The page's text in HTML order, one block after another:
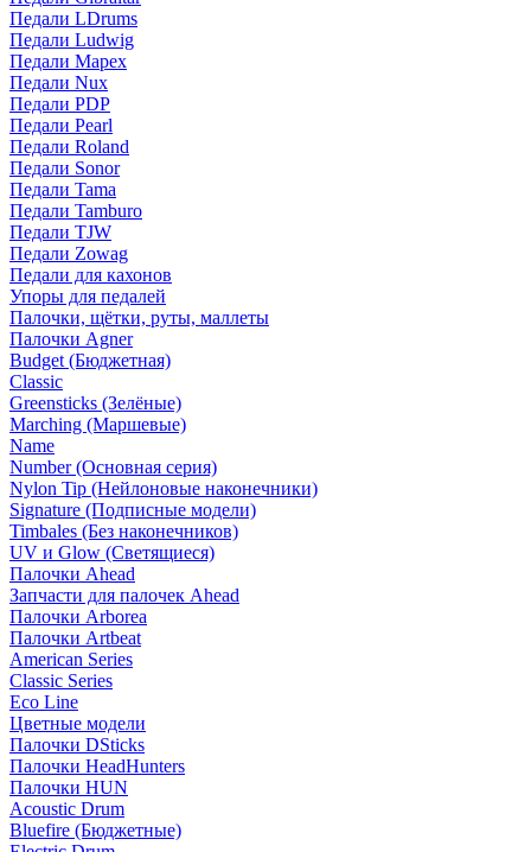
Педали LDrums
Педали Ludwig
Педали Mapex
Педали Nux
Педали PDP
Педали Pearl
Педали Roland
Педали Sonor
Педали Tama
Педали Tamburo
Педали TJW
Педали Zowag
Педали для кахонов
Упоры для педалей
Палочки, щётки, руты, маллеты
Палочки Agner
Budget (Бюджетная)
Classic
Greensticks (Зелёные)
Marching (Маршевые)
Name
Number (Основная серия)
Nylon Tip (Нейлоновые наконечники)
Signature (Подписные модели)
Timbales (Без наконечников)
UV и Glow (Светящиеся)
Палочки Ahead
Запчасти для палочек Ahead
Палочки Arborea
Палочки Artbeat
American Series
Classic Series
Eco Line
Цветные модели
Палочки DSticks
Палочки HeadHunters
Палочки HUN
Acoustic Drum
Bluefire (Бюджетные)